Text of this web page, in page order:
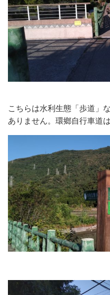
こちらは水利生態「歩道」
ありません。環鄉自行車道